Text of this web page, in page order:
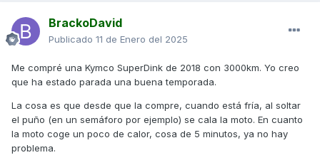
BrackoDavid
Publicado 11 de Enero del 2025
Me compré una Kymco SuperDink de 2018 con 3000km. Yo creo
que ha estado parada una buena temporada.
La cosa es que desde que la compre, cuando está fría, al soltar
el puño (en un semáforo por ejemplo) se cala la moto. En cuanto
la moto coge un poco de calor, cosa de 5 minutos, ya no hay
problema.